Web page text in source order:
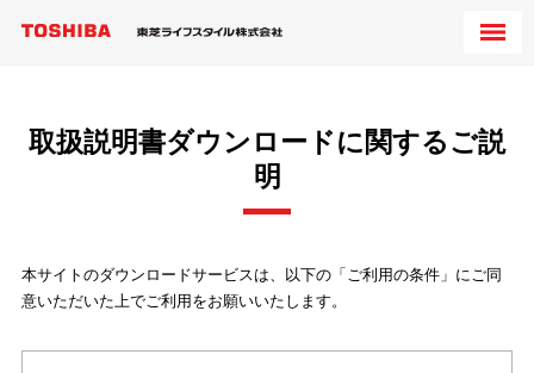
取扱説明書ダウンロードに関するご説
明
本サイトのダウンロードサービスは、以下の「ご利用の条件」にご同
意いただいた上でご利用をお願いいたします。